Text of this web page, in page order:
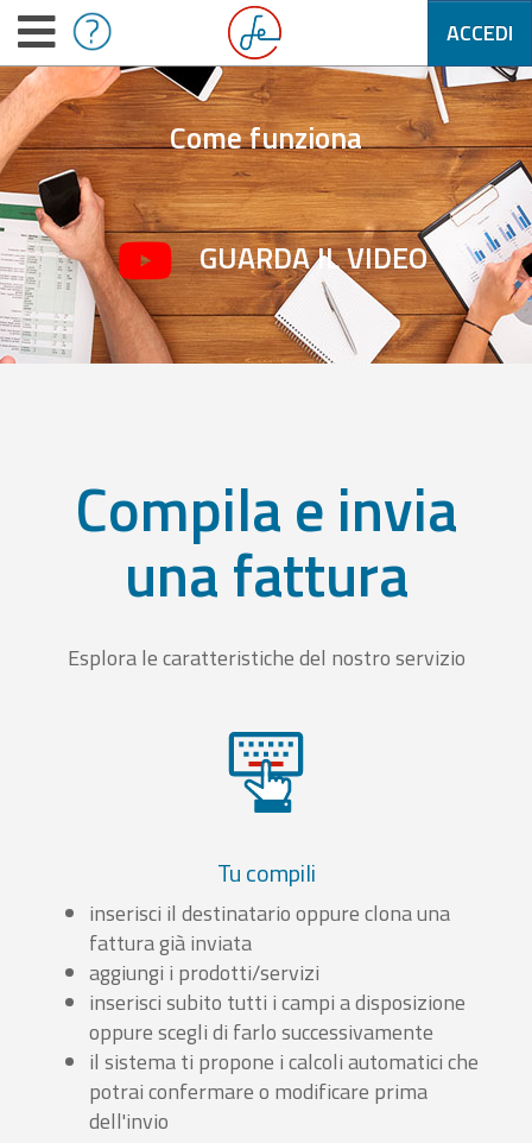
ACCEDI
Come funziona
GUARDA IL VIDEO
Compila e invia
una fattura
Esplora le caratteristiche del nostro servizio
Tu compili
inserisci il destinatario oppure clona una
fattura già inviata
aggiungi i prodotti/servizi
inserisci subito tutti i campi a disposizione
oppure scegli di farlo successivamente
il sistema ti propone i calcoli automatici che
potrai confermare o modificare prima
dell'invio